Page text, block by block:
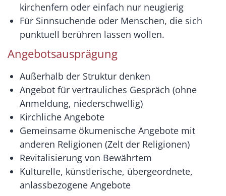
kirchenfern oder einfach nur neugierig
Für Sinnsuchende oder Menschen, die sich
punktuell berühren lassen wollen.
Angebotsausprägung
Außerhalb der Struktur denken
Angebot für vertrauliches Gespräch (ohne
Anmeldung, niederschwellig)
Kirchliche Angebote
Gemeinsame ökumenische Angebote mit
anderen Religionen (Zelt der Religionen)
Revitalisierung von Bewährtem
Kulturelle, künstlerische, übergeordnete,
anlassbezogene Angebote